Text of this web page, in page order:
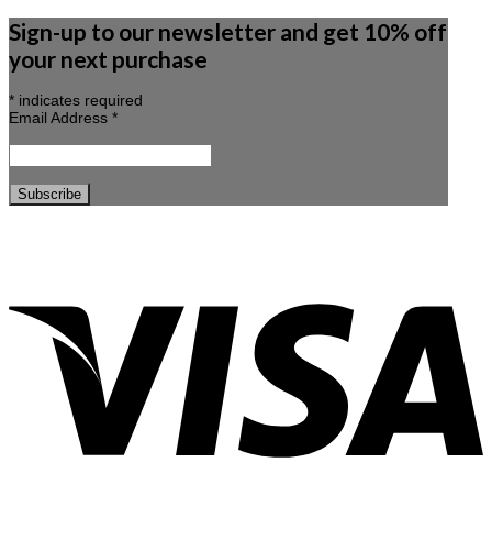
Sign-up to our newsletter and get 10% off
your next purchase
* indicates required
Email Address *